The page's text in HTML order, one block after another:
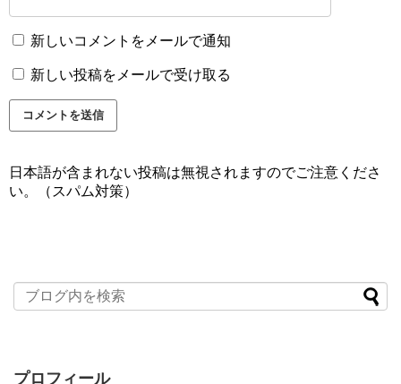
新しいコメントをメールで通知
新しい投稿をメールで受け取る
日本語が含まれない投稿は無視されますのでご注意くださ
い。（スパム対策）
プロフィール